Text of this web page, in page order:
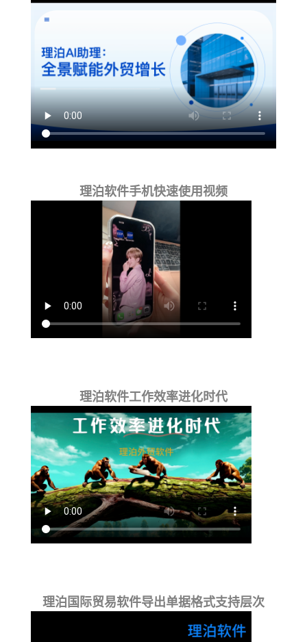
理泊软件手机快速使用视频
理泊软件工作效率进化时代
理泊国际贸易软件导出单据格式支持层次